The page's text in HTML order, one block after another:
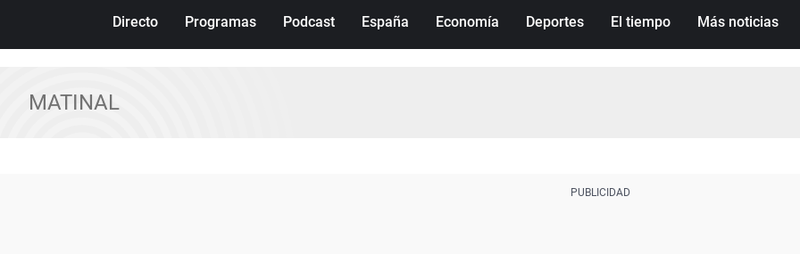
Directo Programas Podcast España Economía Deportes El tiempo Más noticias
MATINAL